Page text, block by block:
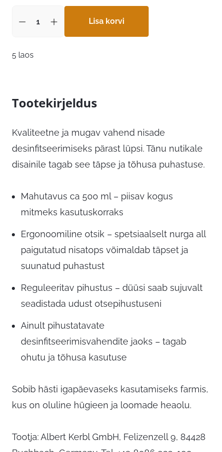
oli:
12,19 €.
on:
6,10 €.
Lisa korvi
5 laos
Tootekirjeldus
Kvaliteetne ja mugav vahend nisade
desinfitseerimiseks pärast lüpsi. Tänu nutikale
disainile tagab see täpse ja tõhusa puhastuse.
Mahutavus ca 500 ml – piisav kogus
mitmeks kasutuskorraks
Ergonoomiline otsik – spetsiaalselt nurga all
paigutatud nisatops võimaldab täpset ja
suunatud puhastust
Reguleeritav pihustus – düüsi saab sujuvalt
seadistada udust otsepihustuseni
Ainult pihustatavate
desinfitseerimisvahendite jaoks – tagab
ohutu ja tõhusa kasutuse
Sobib hästi igapäevaseks kasutamiseks farmis,
kus on oluline hügieen ja loomade heaolu.
Tootja: Albert Kerbl GmbH, Felizenzell 9, 84428